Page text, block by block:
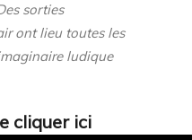
sorties
ont lieu toutes les
ludique
cliquer ici